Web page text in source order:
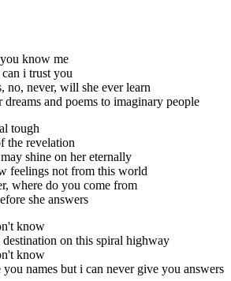
know me
i trust you
no, never, will she ever learn
and poems to imaginary people
tough
the revelation
shine on her eternally
feelings not from this world
where do you come from
she answers
know
destination on this spiral highway
know
you names but i can never give you answers